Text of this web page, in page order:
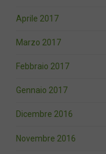
Aprile 2017
Marzo 2017
Febbraio 2017
Gennaio 2017
Dicembre 2016
Novembre 2016